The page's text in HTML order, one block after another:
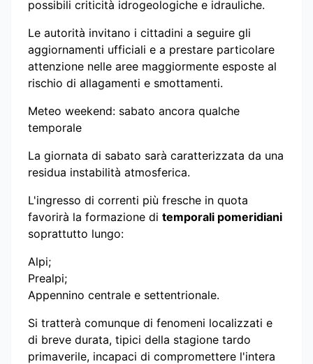
possibili criticità idrogeologiche e idrauliche.
Le autorità invitano i cittadini a seguire gli
aggiornamenti ufficiali e a prestare particolare
attenzione nelle aree maggiormente esposte al
rischio di allagamenti e smottamenti.
Meteo weekend: sabato ancora qualche
temporale
La giornata di sabato sarà caratterizzata da una
residua instabilità atmosferica.
L'ingresso di correnti più fresche in quota
favorirà la formazione di temporali pomeridiani
soprattutto lungo:
Alpi;
Prealpi;
Appennino centrale e settentrionale.
Si tratterà comunque di fenomeni localizzati e
di breve durata, tipici della stagione tardo
primaverile, incapaci di compromettere l'intera